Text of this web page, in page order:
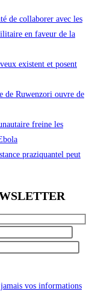
de collaborer avec les
en faveur de la
existent et posent
de Ruwenzori ouvre de
freine les
praziquantel peut
vos informations